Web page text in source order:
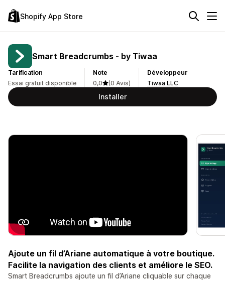
Shopify App Store
Smart Breadcrumbs ‑ by Tiwaa
Tarification
Essai gratuit disponible
Note
0,0
(0 Avis)
Développeur
Tiwaa LLC
Installer
Ajoute un fil d’Ariane automatique à votre boutique.
Facilite la navigation des clients et améliore le SEO.
Smart Breadcrumbs ajoute un fil d’Ariane cliquable sur chaque